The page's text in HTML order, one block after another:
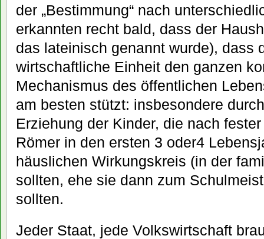
der „Bestimmung“ nach
erkannten recht bald, dass der
das lateinisch genannt wurde), dass
wirtschaftliche Einheit den ganzen
Mechanismus des öffentlichen
am besten stützt: insbesondere
Erziehung der Kinder, die nach
Römer in den ersten 3 oder4
häuslichen Wirkungskreis (in der
sollten, ehe sie dann zum
sollten.
Jeder Staat, jede Volkswirtschaft